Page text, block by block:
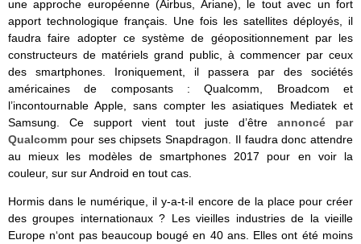
une approche européenne (Airbus, Ariane), le tout avec un fort
apport technologique français. Une fois les satellites déployés, il
faudra faire adopter ce système de géopositionnement par les
constructeurs de matériels grand public, à commencer par ceux
des smartphones. Ironiquement, il passera par des sociétés
américaines de composants : Qualcomm, Broadcom et
l’incontournable Apple, sans compter les asiatiques Mediatek et
Samsung. Ce support vient tout juste d’être annoncé par
Qualcomm pour ses chipsets Snapdragon. Il faudra donc attendre
au mieux les modèles de smartphones 2017 pour en voir la
couleur, sur sur Android en tout cas.
Hormis dans le numérique, il y-a-t-il encore de la place pour créer
des groupes internationaux ? Les vieilles industries de la vieille
Europe n‘ont pas beaucoup bougé en 40 ans. Elles ont été moins